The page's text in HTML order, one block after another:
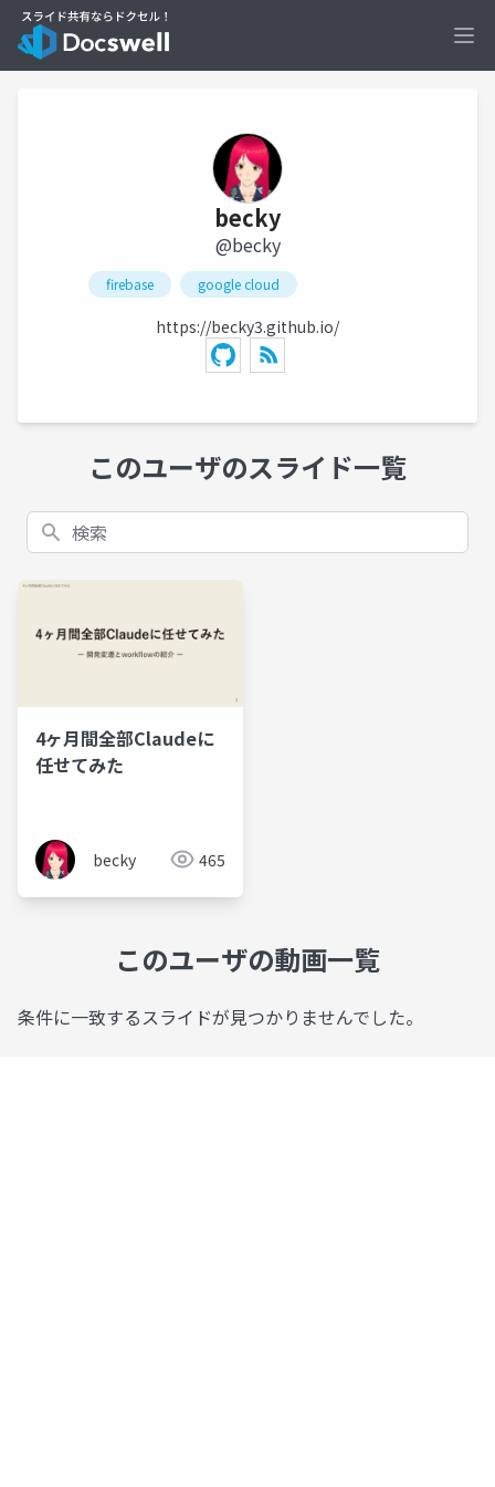
becky
@becky
firebase google cloud
https://becky3.github.io/
このユーザのスライド一覧
検索
4ヶ月間全部Claudeに
任せてみた
becky 465
このユーザの動画一覧
条件に一致するスライドが見つかりませんでした。